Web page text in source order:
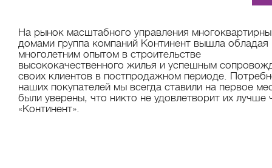
На рынок масштабного управления
домами группа компаний Континент вышла обладая
многолетним опытом в строительстве
высококачественного жилья и успешным
своих клиентов в постпродажном периоде.
наших покупателей мы всегда ставили на первое
были уверены, что никто не удовлетворит их лучше
«Континент».